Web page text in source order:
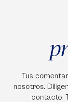
Tus
nosotros.
contacto.